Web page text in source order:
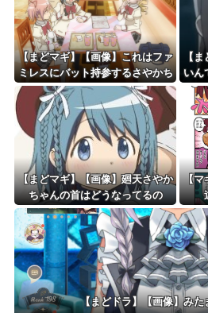
【まどマギ】【画像】これはファ
ミレスにバット持参するさやかち
ゃん
【
いん
【まどマギ】【画像】廻天さやか
ちゃんの首はどうなってるの
【マ
【まどドラ】【画像】みた